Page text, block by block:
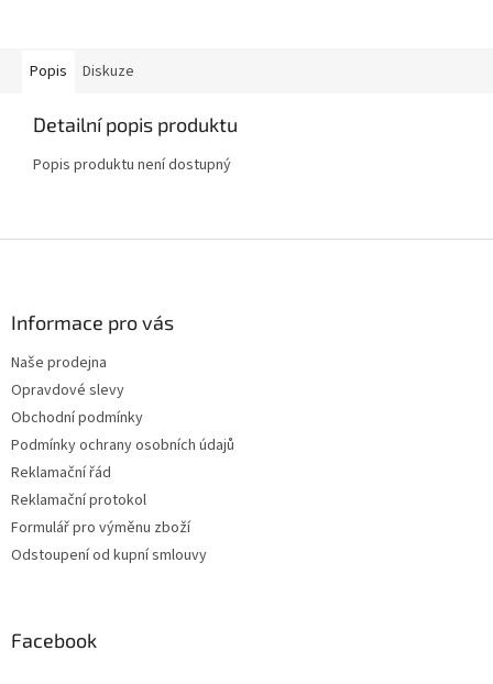
Popis Diskuze
Detailní popis produktu
Popis produktu není dostupný
Informace pro vás
Naše prodejna
Opravdové slevy
Obchodní podmínky
Podmínky ochrany osobních údajů
Reklamační řád
Reklamační protokol
Formulář pro výměnu zboží
Odstoupení od kupní smlouvy
Facebook